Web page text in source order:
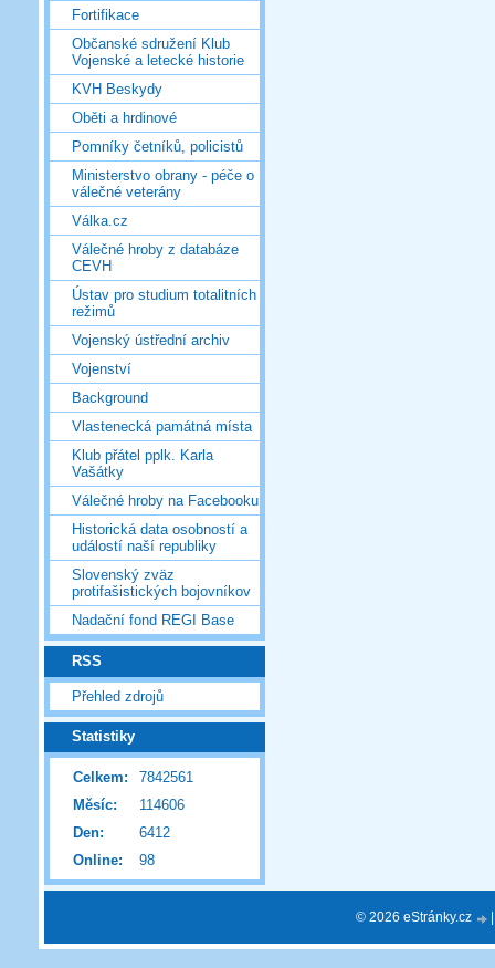
Fortifikace
Občanské sdružení Klub
Vojenské a letecké historie
KVH Beskydy
Oběti a hrdinové
Pomníky četníků, policistů
Ministerstvo obrany - péče o
válečné veterány
Válka.cz
Válečné hroby z databáze
CEVH
Ústav pro studium totalitních
režimů
Vojenský ústřední archiv
Vojenství
Background
Vlastenecká památná místa
Klub přátel pplk. Karla
Vašátky
Válečné hroby na Facebooku
Historická data osobností a
událostí naší republiky
Slovenský zväz
protifašistických bojovníkov
Nadační fond REGI Base
RSS
Přehled zdrojů
Statistiky
Online: 98
Celkem:
7842561
Měsíc:
114606
Den:
6412
© 2026 eStránky.cz